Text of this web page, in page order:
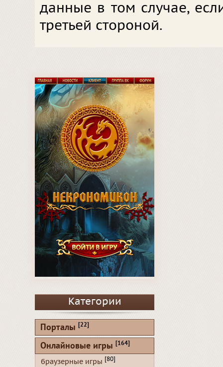
данные в том случае,
третьей стороной.
Категории
Порталы [22]
Онлайновые игры [164]
браузерные игры [80]